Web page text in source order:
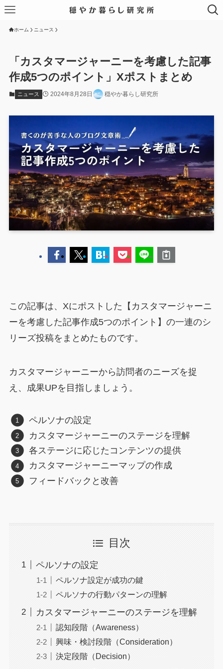
ホーム ニュース
「カスタマージャーニーを考慮した記事
作成5つのポイント」Xポストまとめ
ニュース 2024年8月28日 穏やか暮らし研究所
この記事は、Xにポストした【カスタマージャーニ
ーを考慮した記事作成5つのポイント】の一連のシ
リーズ投稿をまとめたものです。
カスタマージャーニーから訪問者のニーズを捉
え、成果UPを目指しましょう。
ペルソナの設定
カスタマージャーニーのステージを理解
各ステージに応じたコンテンツの提供
カスタマージャーニーマップの作成
フィードバックと改善
目次
ペルソナの設定
ペルソナ設定が成功の鍵
ペルソナの行動パターンの理解
カスタマージャーニーのステージを理解
認知段階（Awareness）
興味・検討段階（Consideration）
決定段階（Decision）